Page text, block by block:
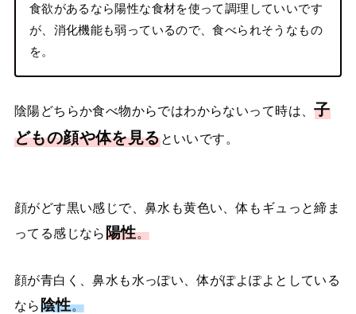
食欲があるなら陽性な食材を使って調理していいです
が、消化機能も弱っているので、食べられそうなもの
を。
陰陽どちらか食べ物からではわからないって時は、子
どもの顔や体を見るといいです。
顔がどす黒い感じで、鼻水も黄色い、体もギュっと締ま
ってる感じなら陽性。
顔が青白く、鼻水も水っぽい、体がぽよぽよとしている
なら陰性。